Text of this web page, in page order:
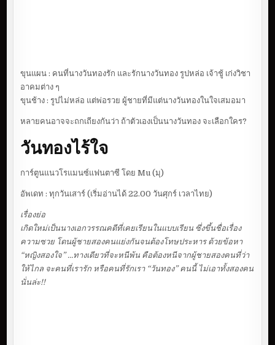
ขุนแผน : คนที่นางวันทองรัก และรักนางวันทอง รูปหล่อ เจ้าชู้ เก่งวิชา
อาคมต่าง ๆ
ขุนช้าง : รูปไม่หล่อ แต่พ่อรวย ผู้ชายที่มีแต่นางวันทองในใจเสมอมา
หลายคนอาจจะถกเถียงกันว่า ถ้าตัวเองเป็นนางวันทอง จะเลือกใคร?
วันทองไร้ใจ
การ์ตูนแนวโรแมนซ์แฟนตาซี โดย Mu (มุ)
อัพเดท : ทุกวันเสาร์ (เริ่มอ่านได้ 22.00 วันศุกร์ เวลาไทย)
เรื่องย่อ
เกิดใหม่เป็นนางเอกวรรณคดีที่เคยเรียนในแบบเรียน ซึ่งขึ้นชื่อเรื่อง
ความซวย โดนผู้ชายสองคนแย่งกันจนต้องโทษประหาร ด้วยข้อหา
“หญิงสองใจ” …ทางเดียวที่จะหนีพ้น คือต้องหนีจากผู้ชายสองคนที่ว่า
ให้ไกล จะคนที่เรารัก หรือคนที่รักเรา “วันทอง” คนนี้ ไม่เอาทั้งสองคน
นั่นล่ะ!!